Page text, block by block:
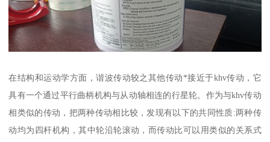
在结构和运动学方面，谐波传动较之其他传动*接近于khv传动，它
具有一个通过平行曲柄机构与从动轴相连的行星轮。作为与khv传动
相类似的传动，把两种传动相比较，发现有以下的共同性质:两种传
动均为四杆机构，其中轮沿轮滚动，而传动比可以用类似的关系式